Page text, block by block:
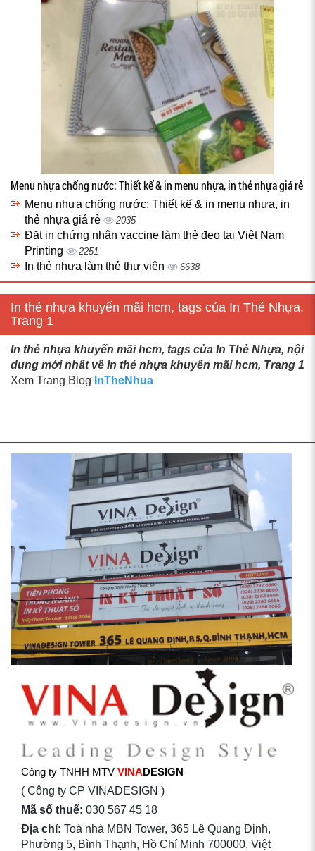
Menu nhựa chống nước: Thiết kế & in menu nhựa, in thẻ nhựa giá rẻ
Menu nhựa chống nước: Thiết kế & in menu nhựa, in
thẻ nhựa giá rẻ
2035
Đặt in chứng nhận vaccine làm thẻ đeo tại Việt Nam
Printing
2251
In thẻ nhựa làm thẻ thư viện 6638
In thẻ nhựa khuyến mãi hcm, tags của In Thẻ Nhựa,
Trang 1
In thẻ nhựa khuyến mãi hcm, tags của In Thẻ Nhựa, nội
dung mới nhất về In thẻ nhựa khuyến mãi hcm, Trang 1
Xem Trang Blog InTheNhua
Công ty TNHH MTV VINADESIGN
( Công ty CP VINADESIGN )
Mã số thuế: 030 567 45 18
Địa chỉ: Toà nhà MBN Tower, 365 Lê Quang Định,
Phường 5, Bình Thạnh, Hồ Chí Minh 700000, Việt